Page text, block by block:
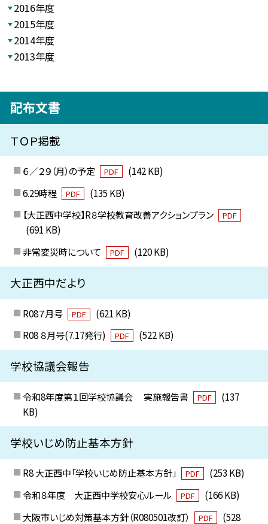
2016年度
2015年度
2014年度
2013年度
配布文書
ＴＯＰ掲載
６／２９（月）の予定 PDF
(142 KB)
6.29時程
PDF
(135 KB)
【大正西中学校】R８学校教育改善アクションプラン
PDF
(691 KB)
非常変災時について
PDF (120 KB)
大正西中だより
R08７月号 PDF
(621 KB)
R08 ８月号(7.17発行)
PDF (522 KB)
学校協議会報告
令和8年度第１回学校協議会 実施報告書 PDF
(137
KB)
学校いじめ防止基本方針
R8 大正西中「学校いじめ防止基本方針」 PDF
(253 KB)
令和８年度 大正西中学校安心ルール
PDF
(166 KB)
大阪市いじめ対策基本方針（R080501改訂）
PDF
(528